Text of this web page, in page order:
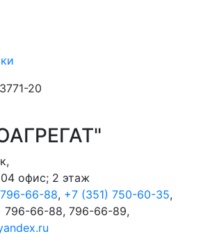
20
,
офис; 2 этаж
66-88, +7 (351) 750-60-35,
796-66-88, 796-66-89,